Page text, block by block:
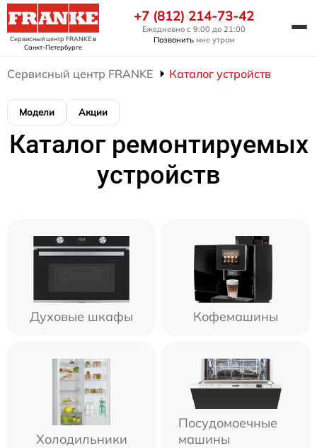
Сервисный центр FRANKEв
Санкт-Петербурге
+7 (812) 214-73-42
Ежедневно с 9:00 до 21:00
Позвонить мне утром
Сервисный центр FRANKE Каталог устройств
Модели Акции
Каталог ремонтируемых
устройств
Духовые шкафы Кофемашины
Холодильники
Посудомоечные
машины